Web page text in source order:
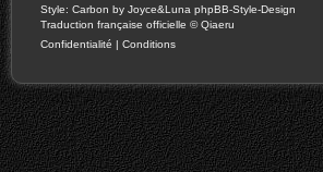
Style: Carbon by Joyce&Luna phpBB-Style-Design
Traduction française officielle ©Qiaeru
Confidentialité | Conditions